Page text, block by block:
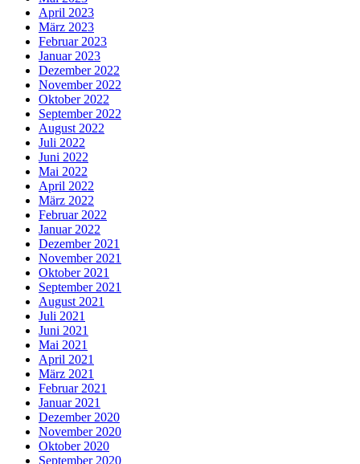
April 2023
März 2023
Februar 2023
Januar 2023
Dezember 2022
November 2022
Oktober 2022
September 2022
August 2022
Juli 2022
Juni 2022
Mai 2022
April 2022
März 2022
Februar 2022
Januar 2022
Dezember 2021
November 2021
Oktober 2021
September 2021
August 2021
Juli 2021
Juni 2021
Mai 2021
April 2021
März 2021
Februar 2021
Januar 2021
Dezember 2020
November 2020
Oktober 2020
September 2020